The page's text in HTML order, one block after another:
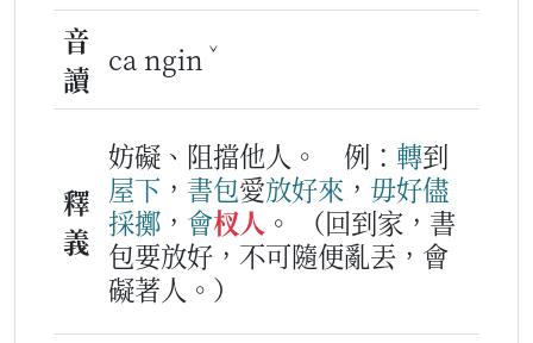
音
讀
ca ngin ˇ
釋
義
妨礙、阻擋他人。 例： 轉到
屋下 ， 書包愛放好來 ， 毋好儘
採擲 ， 會杈人 。
（回到家，書
包要放好，不可隨便亂丟，會
礙著人。）